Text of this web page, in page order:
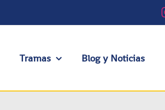
Tramas Blog y Noticias